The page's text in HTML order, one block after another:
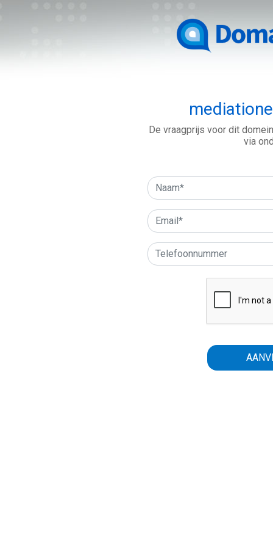
De vraagprijs voor dit
via